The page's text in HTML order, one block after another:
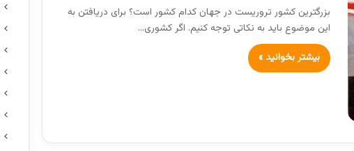
بزرگترین کشور تروریست در جهان کدام کشور است؟ برای دریافتن به
این موضوع باید به نکاتی توجه کنیم. اگر کشوری…
بیشتر بخوانید »